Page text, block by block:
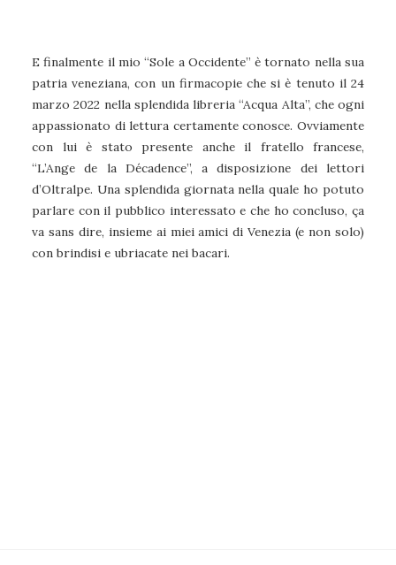
E finalmente il mio “Sole a Occidente” è tornato nella sua
patria veneziana, con un firmacopie che si è tenuto il 24
marzo 2022 nella splendida libreria “Acqua Alta”, che ogni
appassionato di lettura certamente conosce. Ovviamente
con lui è stato presente anche il fratello francese,
“L’Ange de la Décadence”, a disposizione dei lettori
d’Oltralpe. Una splendida giornata nella quale ho potuto
parlare con il pubblico interessato e che ho concluso, ça
va sans dire, insieme ai miei amici di Venezia (e non solo)
con brindisi e ubriacate nei bacari.